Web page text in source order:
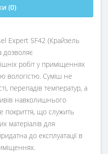
(0)
Expert SF42 (Крайзель
дозволяє
робіт у приміщеннях
вологістю. Суміш не
перепадів температур, а
навколишнього
покриття, що служить
матеріалів для
до експлуатації в